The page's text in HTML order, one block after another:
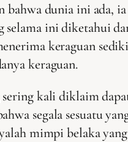
bahwa dunia ini ada,
selama ini diketahui
keraguan
keraguan.
kali diklaim
segala sesuatu
mimpi belaka